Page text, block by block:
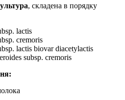
, складена в порядку
lactis
cremoris
lactis biovar diacetylactis
subsp. cremoris